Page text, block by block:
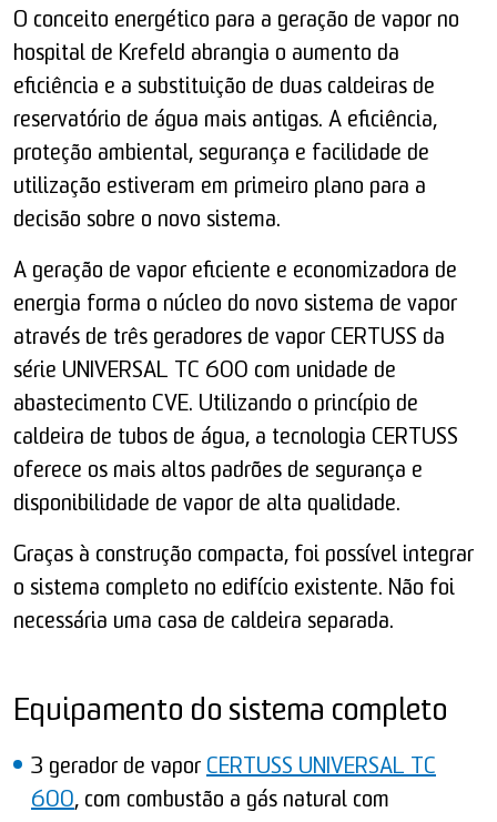
O conceito energético para a geração de vapor no
hospital de Krefeld abrangia o aumento da
eficiência e a substituição de duas caldeiras de
reservatório de água mais antigas. A eficiência,
proteção ambiental, segurança e facilidade de
utilização estiveram em primeiro plano para a
decisão sobre o novo sistema.
A geração de vapor eficiente e economizadora de
energia forma o núcleo do novo sistema de vapor
através de três geradores de vapor CERTUSS da
série UNIVERSAL TC 600 com unidade de
abastecimento CVE. Utilizando o princípio de
caldeira de tubos de água, a tecnologia CERTUSS
oferece os mais altos padrões de segurança e
disponibilidade de vapor de alta qualidade.
Graças à construção compacta, foi possível integrar
o sistema completo no edifício existente. Não foi
necessária uma casa de caldeira separada.
Equipamento do sistema completo
3 gerador de vapor CERTUSS UNIVERSAL TC
600, com combustão a gás natural com